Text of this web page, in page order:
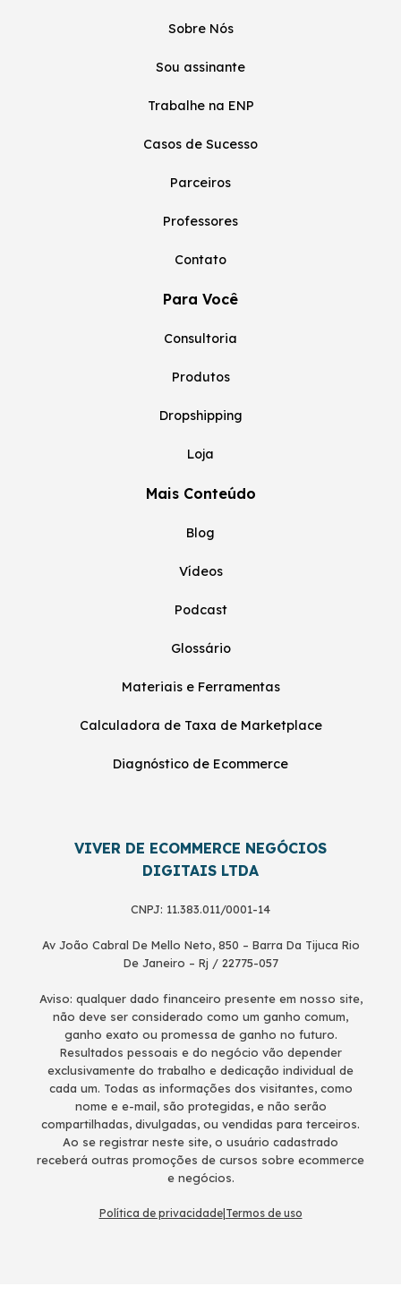
Sobre Nós
Sou assinante
Trabalhe na ENP
Casos de Sucesso
Parceiros
Professores
Contato
Para Você
Consultoria
Produtos
Dropshipping
Loja
Mais Conteúdo
Blog
Vídeos
Podcast
Glossário
Materiais e Ferramentas
Calculadora de Taxa de Marketplace
Diagnóstico de Ecommerce
VIVER DE ECOMMERCE NEGÓCIOS
DIGITAIS LTDA
CNPJ: 11.383.011/0001-14
Av João Cabral De Mello Neto, 850 – Barra Da Tijuca Rio
De Janeiro – Rj / 22775-057
Aviso: qualquer dado financeiro presente em nosso site,
não deve ser considerado como um ganho comum,
ganho exato ou promessa de ganho no futuro.
Resultados pessoais e do negócio vão depender
exclusivamente do trabalho e dedicação individual de
cada um. Todas as informações dos visitantes, como
nome e e-mail, são protegidas, e não serão
compartilhadas, divulgadas, ou vendidas para terceiros.
Ao se registrar neste site, o usuário cadastrado
receberá outras promoções de cursos sobre ecommerce
e negócios.
Política de privacidade| Termos de uso